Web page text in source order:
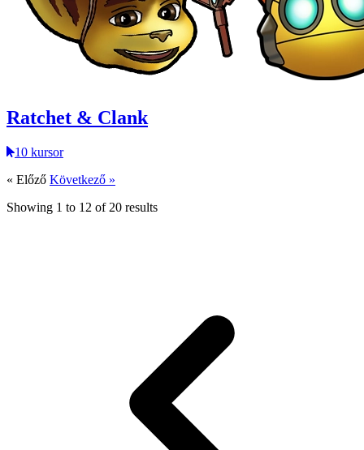
Ratchet & Clank
10 kursor
« Előző Következő »
Showing 1 to 12 of 20 results